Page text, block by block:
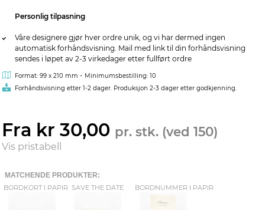
Personlig tilpasning
Våre designere gjør hver ordre unik, og vi har dermed ingen
automatisk forhåndsvisning. Mail med link til din forhåndsvisning
sendes i løpet av 2-3 virkedager etter fullført ordre
Format: 99 x 210 mm - Minimumsbestilling: 10
Forhåndsvisning etter 1-2 dager. Produksjon 2-3 dager etter godkjenning.
Fra kr 30,00 pr. stk. (ved 150)
Vis pristabell
MATCHENDE PRODUKTER:
BORDKORT I PAPIR SAVE THE DATE BORDNUMMER I PAPIR